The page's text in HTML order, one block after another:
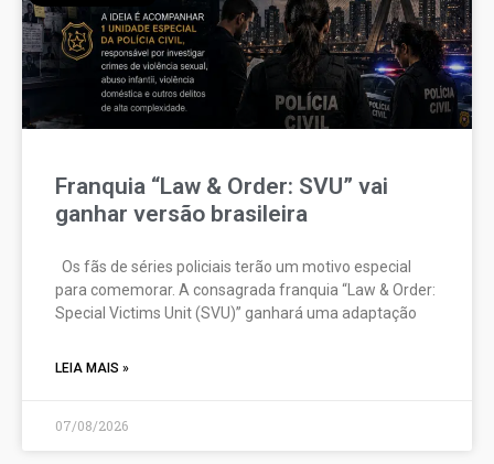
Franquia “Law & Order: SVU” vai
ganhar versão brasileira
Os fãs de séries policiais terão um motivo especial
para comemorar. A consagrada franquia “Law & Order:
Special Victims Unit (SVU)” ganhará uma adaptação
LEIA MAIS »
07/08/2026